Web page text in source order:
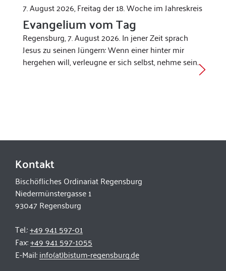
7. August 2026, Freitag der 18. Woche im Jahreskreis
Evangelium vom Tag
Regensburg, 7. August 2026. In jener Zeit sprach
Jesus zu seinen Jüngern: Wenn einer hinter mir
hergehen will, verleugne er sich selbst, nehme sein…
Kontakt
Bischöfliches Ordinariat Regensburg
Niedermünstergasse 1
93047 Regensburg
Tel.:+49 941 597-01
Fax:+49 941 597-1055
E-Mail:info(at)bistum-regensburg.de